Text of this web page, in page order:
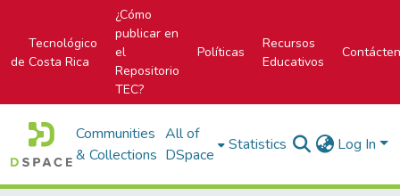
Tecnológico
de Costa Rica
¿Cómo
publicar en
el
Repositorio
TEC?
Políticas
Recursos
Educativos
Communities
& Collections
All of
DSpace
Statistics Log In